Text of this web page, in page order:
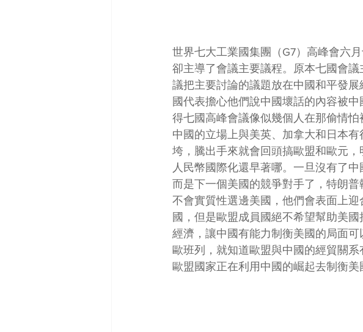
世界七大工業國集團（G7）高峰會六
卻主導了會議主要議程。原本七國會
議把主要討論的議題放在中國和平發
國代表擔心他們說中國壞話的內容被
得七國高峰會議像似幾個人在那偷情
中國的立場上與美英、加拿大和日本
垮，騰出手來就會回頭搞歐盟和歐元
人民幣國際化還早著哪。一旦沒有了
而是下一個美國的競爭對手了，特朗
不會實質性選邊美國，他們會表面上
國，但是歐盟成員國絕不希望幫助美
經濟，讓中國有能力制衡美國的局面
歐班列，就知道歐盟與中國的經貿關
歐盟國家正在利用中國的崛起去制衡美